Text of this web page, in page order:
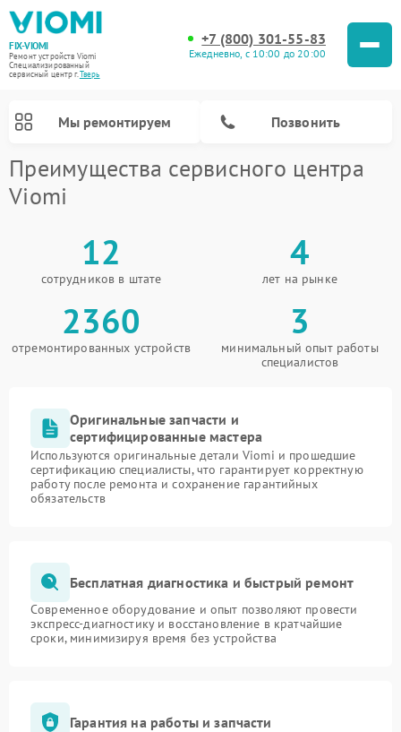
FIX-VIOMI
Ремонт устройств Viomi
Специализированный
cервисный центр г.Тверь
+7 (800) 301-55-83
Ежедневно, с 10:00 до 20:00
Мы ремонтируем Позвонить
Преимущества сервисного центра
Viomi
12
сотрудников в штате
4
лет на рынке
2360
отремонтированных устройств
3
минимальный опыт работы
специалистов
Оригинальные запчасти и
сертифицированные мастера
Используются оригинальные детали Viomi и прошедшие
сертификацию специалисты, что гарантирует корректную
работу после ремонта и сохранение гарантийных
обязательств
Бесплатная диагностика и быстрый ремонт
Современное оборудование и опыт позволяют провести
экспресс-диагностику и восстановление в кратчайшие
сроки, минимизируя время без устройства
Гарантия на работы и запчасти